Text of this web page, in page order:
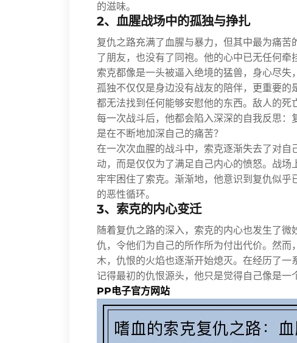
的滋味。
2、血腥战场中的孤独与挣扎
复仇之路充满了血腥与暴力，但其中最为痛
了朋友，也没有了同袍。他的心中已无任何牵
索克都像是一头被逼入绝境的猛兽，身心尽失
孤独不仅仅是身边没有战友的陪伴，更重要
都无法找到任何能够安慰他的东西。敌人的死
每一次战斗后，他都会陷入深深的自我反思
是在不断地加深自己的痛苦？
在一次次血腥的战斗中，索克逐渐失去了对
动，而是仅仅为了满足自己内心的愤怒。战场
牢牢困住了索克。渐渐地，他意识到复仇似
的恶性循环。
3、索克的内心变迁
随着复仇之路的深入，索克的内心也发生了
仇，令他们为自己的所作所为付出代价。然
木，仇恨的火焰也逐渐开始熄灭。在经历了
记得最初的仇恨源头，他只是觉得自己像是一
PP电子官方网站